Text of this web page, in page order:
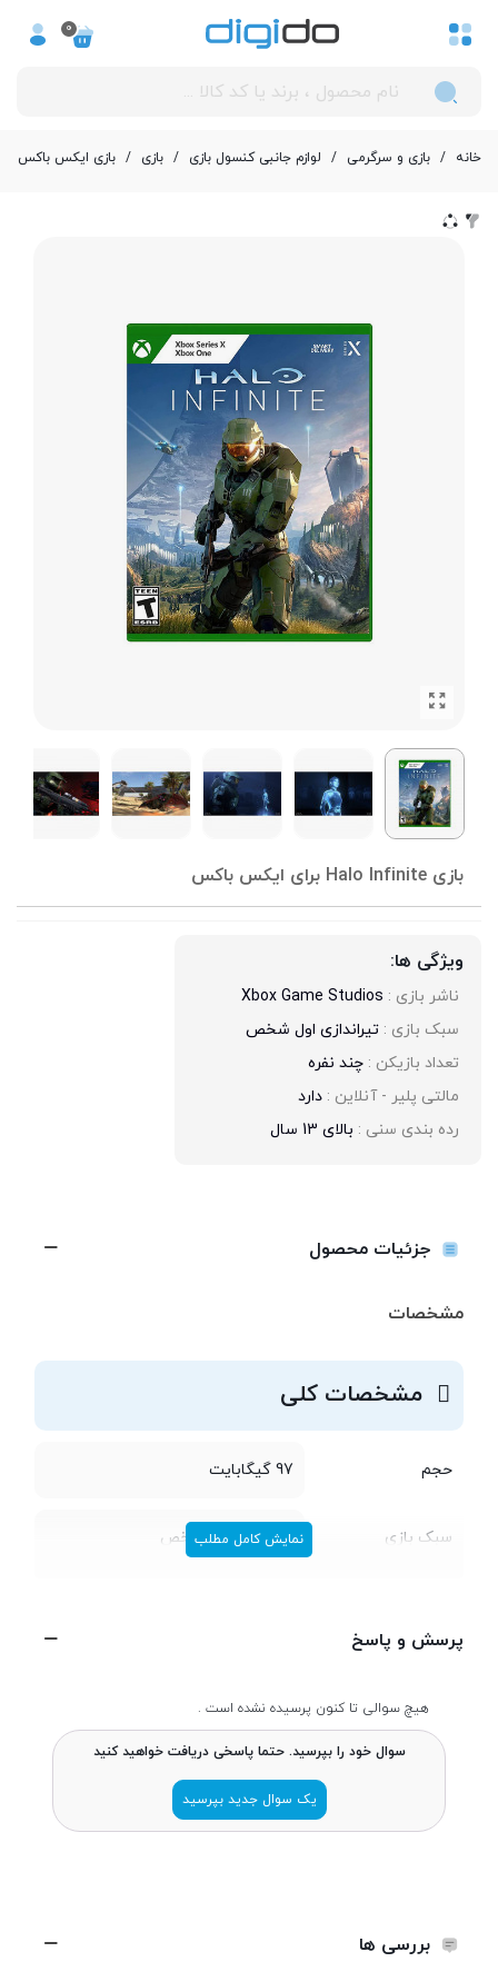
0
خانه / بازی و سرگرمی / لوازم جانبی کنسول بازی / بازی / بازی ایکس باکس
بازی Halo Infinite برای ایکس باکس
ویژگی ها:
ناشر بازی : Xbox Game Studios
سبک بازی : تیراندازی اول شخص
تعداد بازیکن : چند نفره
مالتی پلیر - آنلاین : دارد
رده بندی سنی : بالای 13 سال
جزئیات محصول
مشخصات
مشخصات کلی
حجم 97 گیگابایت
سبک بازی تیراندازی اول شخص
خرید درون
سازنده بازی 343 Industries
نمایش کامل مطلب
پرسش و پاسخ
هیچ سوالی تا کنون پرسیده نشده است .
سوال خود را بپرسید. حتما پاسخی دریافت خواهید کنید
یک سوال جدید بپرسید
بررسی ها